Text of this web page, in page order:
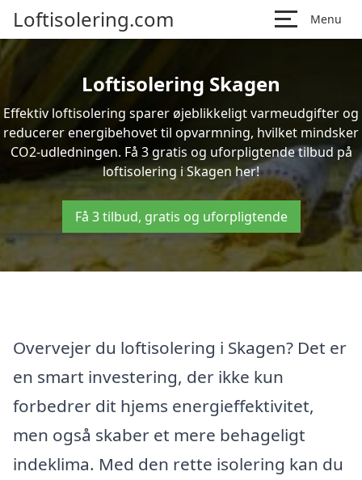
Loftisolering.com Menu
Loftisolering Skagen
Effektiv loftisolering sparer øjeblikkeligt varmeudgifter og
reducerer energibehovet til opvarmning, hvilket mindsker
CO2-udledningen. Få 3 gratis og uforpligtende tilbud på
loftisolering i Skagen her!
Få 3 tilbud, gratis og uforpligtende
Overvejer du loftisolering i Skagen? Det er
en smart investering, der ikke kun
forbedrer dit hjems energi­effektivitet,
men også skaber et mere behageligt
indeklima. Med den rette isolering kan du